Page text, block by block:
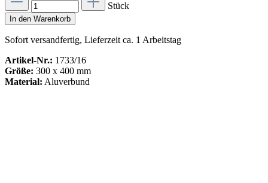
Stück
In den Warenkorb
Sofort versandfertig, Lieferzeit ca. 1 Arbeitstag
Artikel-Nr.: 1733/16
Größe: 300 x 400 mm
Material: Aluverbund